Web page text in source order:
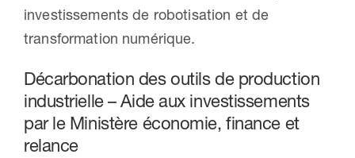
investissements de robotisation et de
transformation numérique.
Décarbonation des outils de production
industrielle – Aide aux investissements
par le Ministère économie, finance et
relance